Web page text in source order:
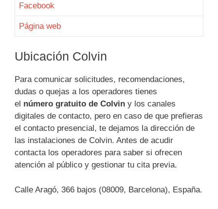
Facebook
Página web
Ubicación Colvin
Para comunicar solicitudes, recomendaciones,
dudas o quejas a los operadores tienes
el número gratuito de Colvin y los canales
digitales de contacto, pero en caso de que prefieras
el contacto presencial, te dejamos la dirección de
las instalaciones de Colvin. Antes de acudir
contacta los operadores para saber si ofrecen
atención al público y gestionar tu cita previa.
Calle Aragó, 366 bajos (08009, Barcelona), España.